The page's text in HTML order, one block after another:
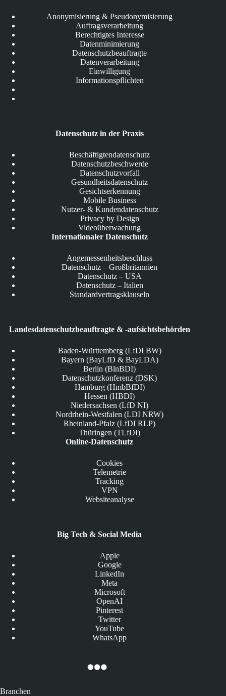
Anonymisierung & Pseudonymisierung
Auftragsverarbeitung
Berechtigtes Interesse
Datenminimierung
Datenschutzbeauftragte
Datenverarbeitung
Einwilligung
Informationspflichten
Datenschutz in der Praxis
Beschäftigtendatenschutz
Datenschutzbeschwerde
Datenschutzvorfall
Gesundheitsdatenschutz
Gesichtserkennung
Mobile Business
Nutzer- & Kundendatenschutz
Privacy by Design
Videoüberwachung
Internationaler Datenschutz
Angemessenheitsbeschluss
Datenschutz – Großbritannien
Datenschutz – USA
Datenschutz – Italien
Standardvertragsklauseln
Landesdatenschutzbeauftragte & -aufsichtsbehörden
Baden-Württemberg (LfDI BW)
Bayern (BayLfD & BayLDA)
Berlin (BlnBDI)
Datenschutzkonferenz (DSK)
Hamburg (HmbBfDI)
Hessen (HBDI)
Niedersachsen (LfD NI)
Nordrhein-Westfalen (LDI NRW)
Rheinland-Pfalz (LfDI RLP)
Thüringen (TLfDI)
Online-Datenschutz
Cookies
Telemetrie
Tracking
VPN
Websiteanalyse
Big Tech & Social Media
Apple
Google
LinkedIn
Meta
Microsoft
OpenAI
Pinterest
Twitter
YouTube
WhatsApp
Branchen